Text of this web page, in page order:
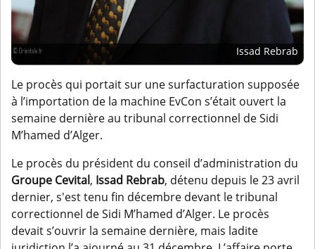
Issad Rebrab
Le procès qui portait sur une surfacturation supposée
à l’importation de la machine EvCon s’était ouvert la
semaine dernière au tribunal correctionnel de Sidi
M’hamed d’Alger.
Le procès du président du conseil d’administration du
Groupe Cevital, Issad Rebrab, détenu depuis le 23 avril
dernier, s'est tenu fin décembre devant le tribunal
correctionnel de Sidi M’hamed d’Alger. Le procès
devait s’ouvrir la semaine dernière, mais ladite